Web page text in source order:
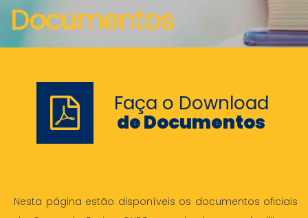
Documentos
Faça o Download
de Documentos
Nesta página estão disponíveis os documentos oficiais